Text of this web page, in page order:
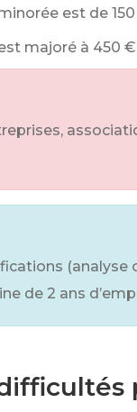
est de
majoré à 450 €
de 2 ans